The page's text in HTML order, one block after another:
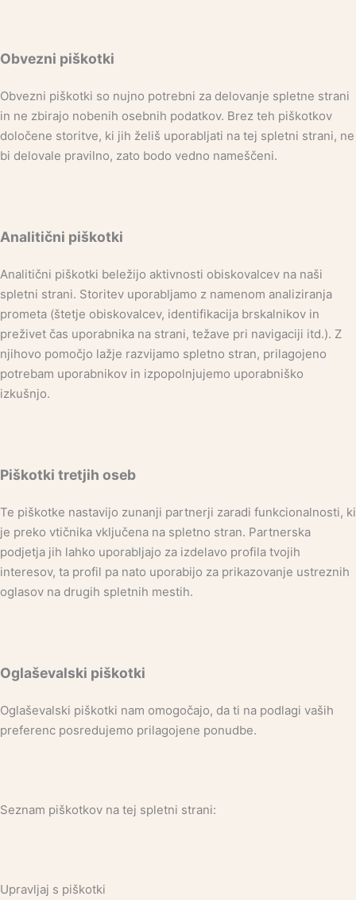
Obvezni piškotki
Obvezni piškotki so nujno potrebni za delovanje spletne strani
in ne zbirajo nobenih osebnih podatkov. Brez teh piškotkov
določene storitve, ki jih želiš uporabljati na tej spletni strani, ne
bi delovale pravilno, zato bodo vedno nameščeni.
Analitični piškotki
Analitični piškotki beležijo aktivnosti obiskovalcev na naši
spletni strani. Storitev uporabljamo z namenom analiziranja
prometa (štetje obiskovalcev, identifikacija brskalnikov in
preživet čas uporabnika na strani, težave pri navigaciji itd.). Z
njihovo pomočjo lažje razvijamo spletno stran, prilagojeno
potrebam uporabnikov in izpopolnjujemo uporabniško
izkušnjo.
Piškotki tretjih oseb
Te piškotke nastavijo zunanji partnerji zaradi funkcionalnosti, ki
je preko vtičnika vključena na spletno stran. Partnerska
podjetja jih lahko uporabljajo za izdelavo profila tvojih
interesov, ta profil pa nato uporabijo za prikazovanje ustreznih
oglasov na drugih spletnih mestih.
Oglaševalski piškotki
Oglaševalski piškotki nam omogočajo, da ti na podlagi vaših
preferenc posredujemo prilagojene ponudbe.
Seznam piškotkov na tej spletni strani:
Upravljaj s piškotki